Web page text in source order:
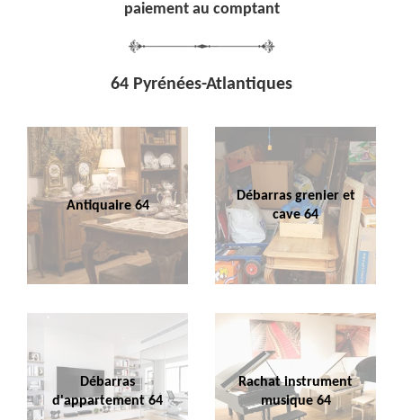
paiement au comptant
64 Pyrénées-Atlantiques
Antiquaire 64
Débarras grenier et
cave 64
Débarras
d'appartement 64
Rachat instrument
musique 64